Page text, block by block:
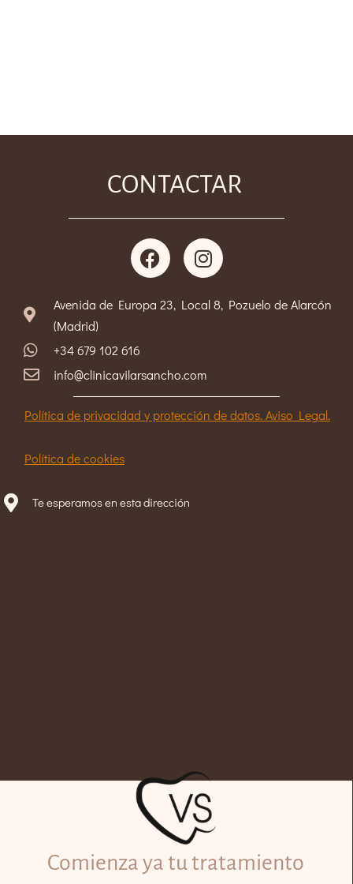
CONTACTAR
Avenida de Europa 23, Local 8, Pozuelo de Alarcón
(Madrid)
+34 679 102 616
info@clinicavilarsancho.com
Política de privacidad y protección de datos. Aviso Legal.
Política de cookies
Te esperamos en esta dirección
Comienza ya tu tratamiento